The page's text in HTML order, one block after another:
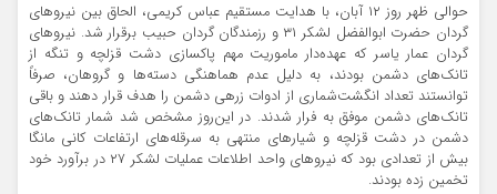
حوالی ظهر روز ۱۲ آبان، با هدایت مستقیم عباس کریمی، الحاق بین نیروهای
گردان حضرت ابوالفضل لشکر ۳۱ و رزمندگان گردان حبیب برقرار شد. نیروهای
گردان عمار یاسر که عهده‌دار ماموریت مهم پاکسازی دشت قزلچه و تنگه از
تانک‌های دشمن بودند، به دلیل عدم هماهنگی دسته‌ها و گروهان، صرفاً
توانستند تعداد انگشت‌شماری از ادوات زرهی دشمن را هدف قرار دهند و باقی
تانک‌های دشمن موفق به فرار شدند. در این‌روز مشخص شد شمار تانک‌های
دشمن در دشت قزلچه و شیارهای منتهی به سرقله‌های ارتفاعات کانی مانگا
بیش از تعدادی بود که نیروهای واحد اطلاعات عملیات لشکر ۲۷ در برآورد خود
تخمین زده بودند.